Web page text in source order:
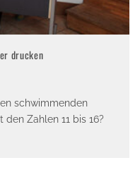
drucken
schwimmenden
Zahlen 11 bis 16?